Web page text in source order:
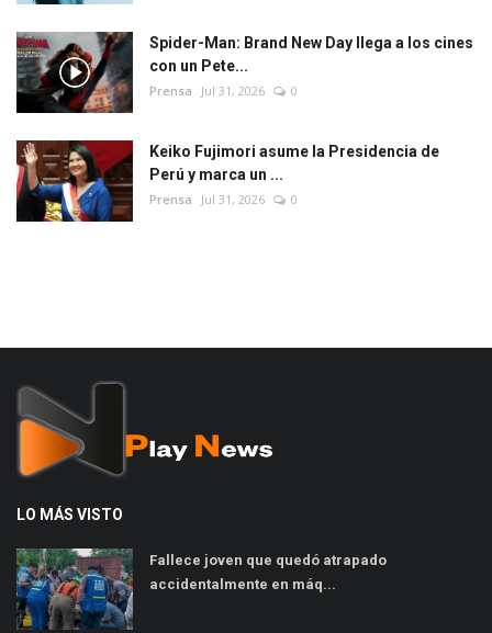
Spider-Man: Brand New Day llega a los cines
con un Pete...
Prensa Jul 31, 2026 0
Keiko Fujimori asume la Presidencia de
Perú y marca un ...
Prensa Jul 31, 2026 0
LO MÁS VISTO
Fallece joven que quedó atrapado
accidentalmente en máq...